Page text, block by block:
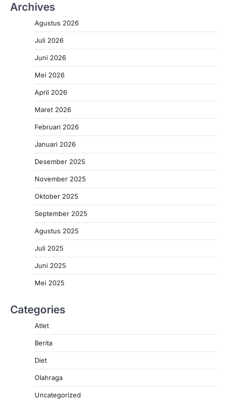
Archives
Agustus 2026
Juli 2026
Juni 2026
Mei 2026
April 2026
Maret 2026
Februari 2026
Januari 2026
Desember 2025
November 2025
Oktober 2025
September 2025
Agustus 2025
Juli 2025
Juni 2025
Mei 2025
Categories
Atlet
Berita
Diet
Olahraga
Uncategorized